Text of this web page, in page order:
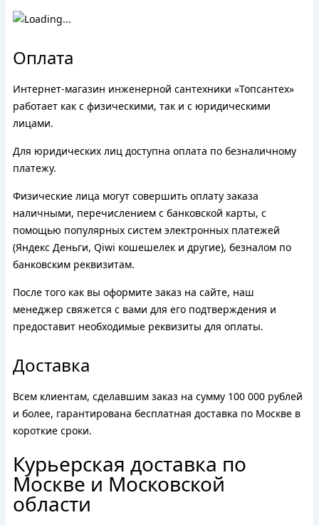
Оплата
Интернет-магазин инженерной сантехники «Топсантех»
работает как с физическими, так и с юридическими
лицами.
Для юридических лиц доступна оплата по безналичному
платежу.
Физические лица могут совершить оплату заказа
наличными, перечислением с банковской карты, с
помощью популярных систем электронных платежей
(Яндекс Деньги, Qiwi кошешелек и другие), безналом по
банковским реквизитам.
После того как вы оформите заказ на сайте, наш
менеджер свяжется с вами для его подтверждения и
предоставит необходимые реквизиты для оплаты.
Доставка
Всем клиентам, сделавшим заказ на сумму 100 000 рублей
и более, гарантирована бесплатная доставка по Москве в
короткие сроки.
Курьерская доставка по
Москве и Московской
области